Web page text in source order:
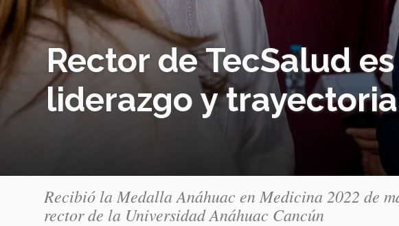
Rector de TecSalud
liderazgo y
Recibió la Medalla Anáhuac en Medicina 2022 de
rector de la Universidad Anáhuac Cancún